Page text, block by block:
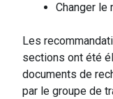
Changer le
Les
sections ont été
documents de
par le groupe de